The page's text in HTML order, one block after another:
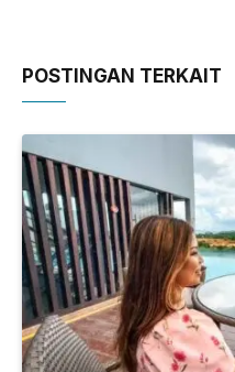
POSTINGAN TERKAIT